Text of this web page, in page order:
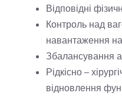
Відповідні
Контроль над
навантаження
Збалансування
Рідкісно –
відновлення